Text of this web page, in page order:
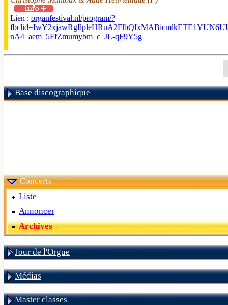
Lien : organfestival.nl/program/?
nA4_aem_5FfZmumybm_c_JL-qF9Y5g
Base discographique
Concerts
Liste
Annoncer
Archives
Jour de l'Orgue
Médias
Master classes